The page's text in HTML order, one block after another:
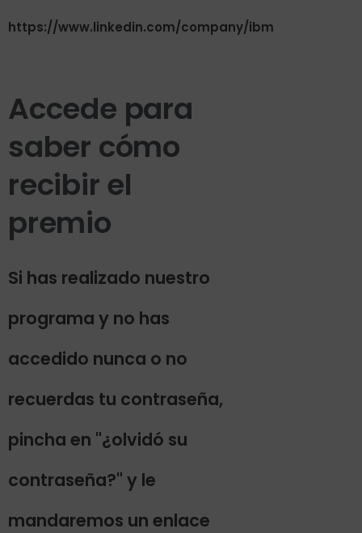
https://www.linkedin.com/company/ibm
Accede para
saber cómo
recibir el
premio
Si has realizado nuestro
programa y no has
accedido nunca o no
recuerdas tu contraseña,
pincha en "¿olvidó su
contraseña?" y le
mandaremos un enlace